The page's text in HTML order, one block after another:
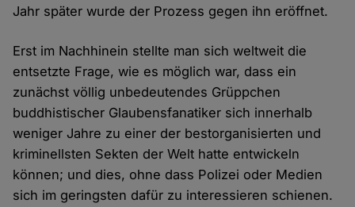
Jahr später wurde der Prozess gegen ihn eröffnet.
Erst im Nachhinein stellte man sich weltweit die
entsetzte Frage, wie es möglich war, dass ein
zunächst völlig unbedeutendes Grüppchen
buddhistischer Glaubensfanatiker sich innerhalb
weniger Jahre zu einer der bestorganisierten und
kriminellsten Sekten der Welt hatte entwickeln
können; und dies, ohne dass Polizei oder Medien
sich im geringsten dafür zu interessieren schienen.